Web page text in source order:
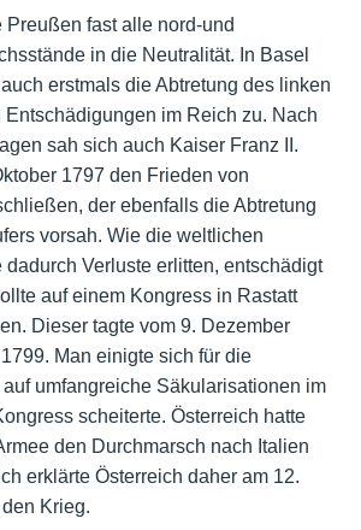
fast alle nord-und
in die Neutralität. In Basel
erstmals die Abtretung des linken
Entschädigungen im Reich zu. Nach
sah sich auch Kaiser Franz II.
1797 den Frieden von
der ebenfalls die Abtretung
vorsah. Wie die weltlichen
dadurch Verluste erlitten, entschädigt
auf einem Kongress in Rastatt
Dieser tagte vom 9. Dezember
Man einigte sich für die
umfangreiche Säkularisationen im
scheiterte. Österreich hatte
den Durchmarsch nach Italien
erklärte Österreich daher am 12.
Krieg.